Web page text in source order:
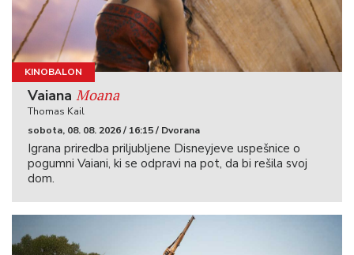
KINOBALON
Vaiana Moana
Thomas Kail
sobota, 08. 08. 2026 / 16:15 / Dvorana
Igrana priredba priljubljene Disneyjeve uspešnice o
pogumni Vaiani, ki se odpravi na pot, da bi rešila svoj
dom.